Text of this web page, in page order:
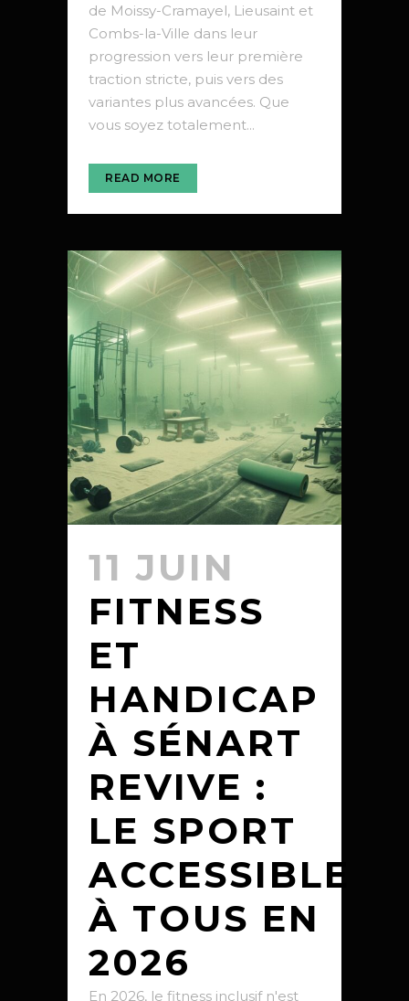
de Moissy-Cramayel, Lieusaint et
Combs-la-Ville dans leur
progression vers leur première
traction stricte, puis vers des
variantes plus avancées. Que
vous soyez totalement...
READ MORE
11 JUIN
FITNESS
ET
HANDICAP
À SÉNART
REVIVE :
LE SPORT
ACCESSIBLE
À TOUS EN
2026
En 2026, le fitness inclusif n'est